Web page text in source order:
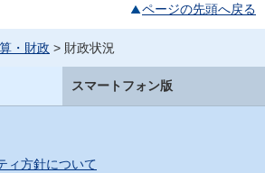
ページの先頭へ戻る
・財政 > 財政状況
スマートフォン版
ィ方針について